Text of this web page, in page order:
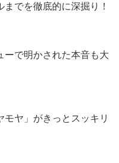
でを徹底的に深掘り！
ーで明かされた本音も大
ヤ」がきっとスッキリ